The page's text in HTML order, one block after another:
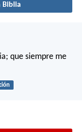
Biblia
que siempre me